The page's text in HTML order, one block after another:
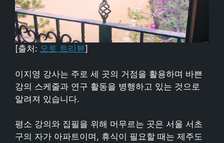
[출처: 오토 트리뷴]
이지영 강사는 주로 세 곳의 거점을 활용하며 바쁜
강의 스케줄과 연구 활동을 병행하고 있는 것으로
알려져 있습니다.
평소 강의와 집필을 위해 머무르는 곳은 서울 서초
구의 자가 아파트이며, 휴식이 필요할 때는 제주도